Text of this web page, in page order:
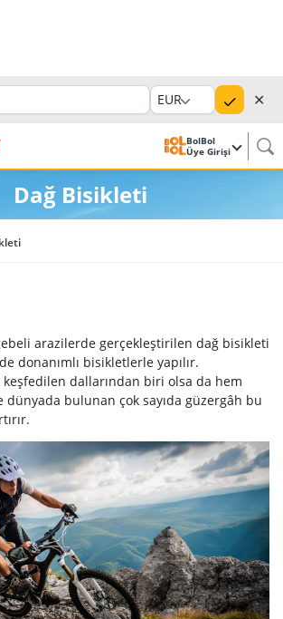
EUR ✕
BolBol
Üye Girişi
Dağ Bisikleti
arazilerde gerçekleştirilen dağ bisikleti
donanımlı bisikletlerle yapılır.
dallarından biri olsa da hem
dünyada bulunan çok sayıda güzergâh bu